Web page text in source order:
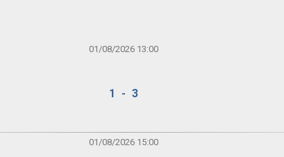
01/08/2026 13:00
1 - 3
01/08/2026 15:00